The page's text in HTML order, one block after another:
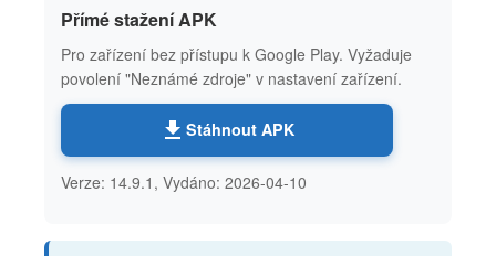
Přímé stažení APK
Pro zařízení bez přístupu k Google Play. Vyžaduje
povolení "Neznámé zdroje" v nastavení zařízení.
Stáhnout APK
Verze: 14.9.1, Vydáno: 2026-04-10